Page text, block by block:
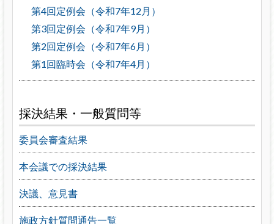
第4回定例会（令和7年12月）
第3回定例会（令和7年9月）
第2回定例会（令和7年6月）
第1回臨時会（令和7年4月）
採決結果・一般質問等
委員会審査結果
本会議での採決結果
決議、意見書
施政方針質問通告一覧